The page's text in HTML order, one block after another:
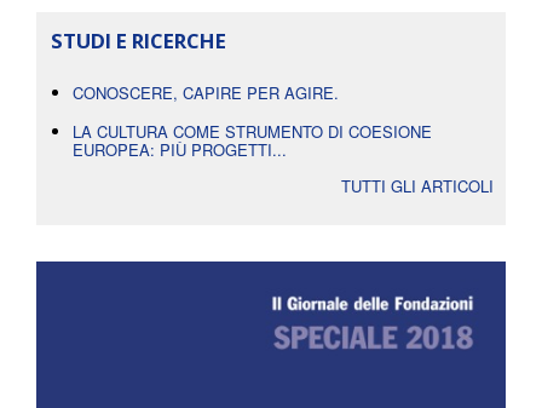
STUDI E RICERCHE
CONOSCERE, CAPIRE PER AGIRE.
LA CULTURA COME STRUMENTO DI COESIONE
EUROPEA: PIÙ PROGETTI...
TUTTI GLI ARTICOLI